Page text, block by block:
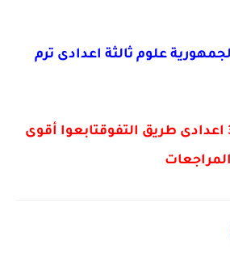
علوم ثالثة اعدادى ترم
3 اعدادى طريق التفوقتابعوا أقوى